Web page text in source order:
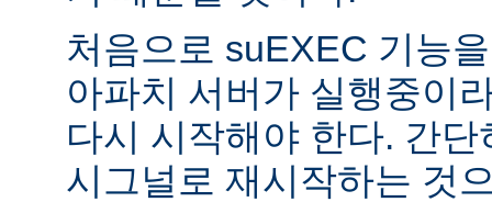
처음으로 suEXEC 기능
아파치 서버가 실행중이
다시 시작해야 한다. 간
시그널로 재시작하는 것